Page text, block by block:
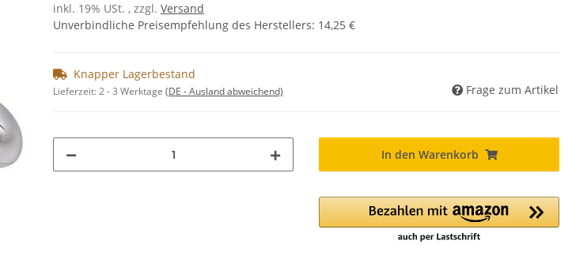
inkl. 19% USt. , zzgl. Versand
Unverbindliche Preisempfehlung des Herstellers: 14,25 €
Knapper Lagerbestand
Lieferzeit:2 - 3 Werktage (DE - Ausland abweichend) Frage zum Artikel
In den Warenkorb